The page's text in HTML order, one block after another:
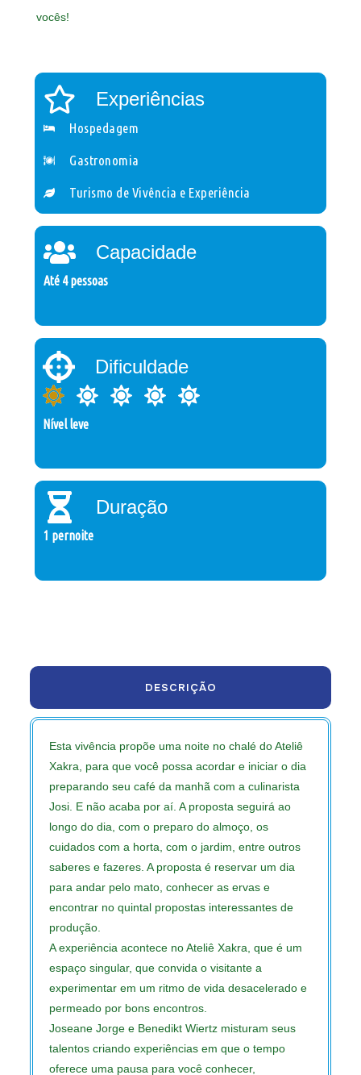
vocês!
Experiências
Hospedagem
Gastronomia
Turismo de Vivência e Experiência
Capacidade
Até 4 pessoas
Dificuldade
Nível leve
Duração
1 pernoite
DESCRIÇÃO
Esta vivência propõe uma noite no chalé do Ateliê
Xakra, para que você possa acordar e iniciar o dia
preparando seu café da manhã com a culinarista
Josi. E não acaba por aí. A proposta seguirá ao
longo do dia, com o preparo do almoço, os
cuidados com a horta, com o jardim, entre outros
saberes e fazeres. A proposta é reservar um dia
para andar pelo mato, conhecer as ervas e
encontrar no quintal propostas interessantes de
produção.
A experiência acontece no Ateliê Xakra, que é um
espaço singular, que convida o visitante a
experimentar em um ritmo de vida desacelerado e
permeado por bons encontros.
Joseane Jorge e Benedikt Wiertz misturam seus
talentos criando experiências em que o tempo
oferece uma pausa para você conhecer,